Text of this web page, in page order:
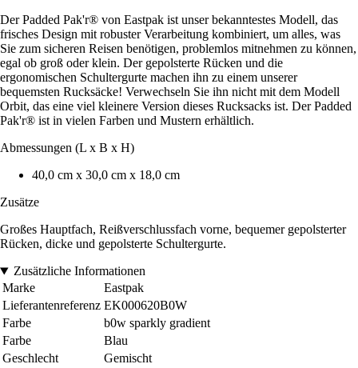
Der Padded Pak'r® von Eastpak ist unser bekanntestes Modell, das
frisches Design mit robuster Verarbeitung kombiniert, um alles, was
Sie zum sicheren Reisen benötigen, problemlos mitnehmen zu können,
egal ob groß oder klein. Der gepolsterte Rücken und die
ergonomischen Schultergurte machen ihn zu einem unserer
bequemsten Rucksäcke! Verwechseln Sie ihn nicht mit dem Modell
Orbit, das eine viel kleinere Version dieses Rucksacks ist. Der Padded
Pak'r® ist in vielen Farben und Mustern erhältlich.
Abmessungen (L x B x H)
40,0 cm x 30,0 cm x 18,0 cm
Zusätze
Großes Hauptfach, Reißverschlussfach vorne, bequemer gepolsterter
Rücken, dicke und gepolsterte Schultergurte.
Zusätzliche Informationen
Marke
Eastpak
Lieferantenreferenz EK000620B0W
Farbe
b0w sparkly gradient
Farbe
Blau
Geschlecht
Gemischt